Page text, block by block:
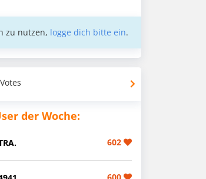
zu nutzen, logge dich bitte ein.
Votes
der Woche:
602
600